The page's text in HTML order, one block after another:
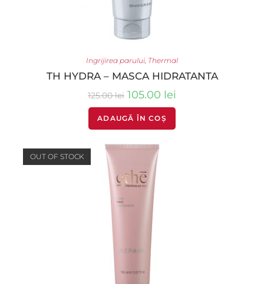
Ingrijirea parului Thermal
TH HYDRA – MASCA HIDRATANTA
125.00lei 105.00 lei
ADAUGĂ ÎN COȘ
OUT OF STOCK